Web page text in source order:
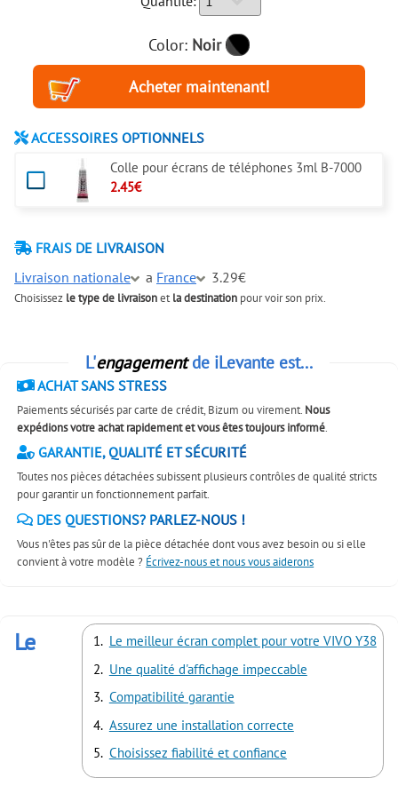
Color: Noir
ACCESSOIRES OPTIONNELS
Colle pour écrans de téléphones 3ml B-7000
2.45€
FRAIS DE LIVRAISON
Livraison nationale
a France 3.29€
Choisissez le type de livraisonetla destination pour voir son prix.
L'engagementde iLevante est...
ACHAT SANS STRESS
Paiements sécurisés par carte de crédit, Bizum ou virement. Nous
expédions votre achat rapidement et vous êtes toujours informé.
GARANTIE, QUALITÉ ET SÉCURITÉ
Toutes nos pièces détachées subissent plusieurs contrôles de qualité stricts
pour garantir un fonctionnement parfait.
DES QUESTIONS? PARLEZ-NOUS !
Vous n'êtes pas sûr de la pièce détachée dont vous avez besoin ou si elle
convient à votre modèle ? Écrivez-nous et nous vous aiderons
Le meilleur écran complet pour votre VIVO Y38
Une qualité d'affichage impeccable
Compatibilité garantie
Assurez une installation correcte
Choisissez fiabilité et confiance
Le